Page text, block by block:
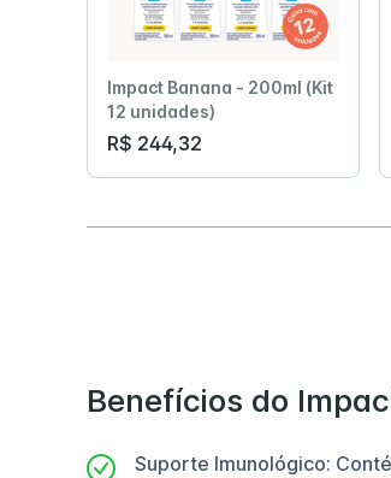
Impact Banana - 200ml (Kit
12 unidades)
R$ 244,32
Benefícios do
Suporte Imunológico: